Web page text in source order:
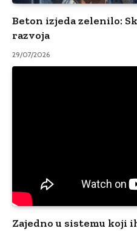
Beton izjeda zelenilo:
razvoja
29/07/2026
Zajedno u sistemu koji